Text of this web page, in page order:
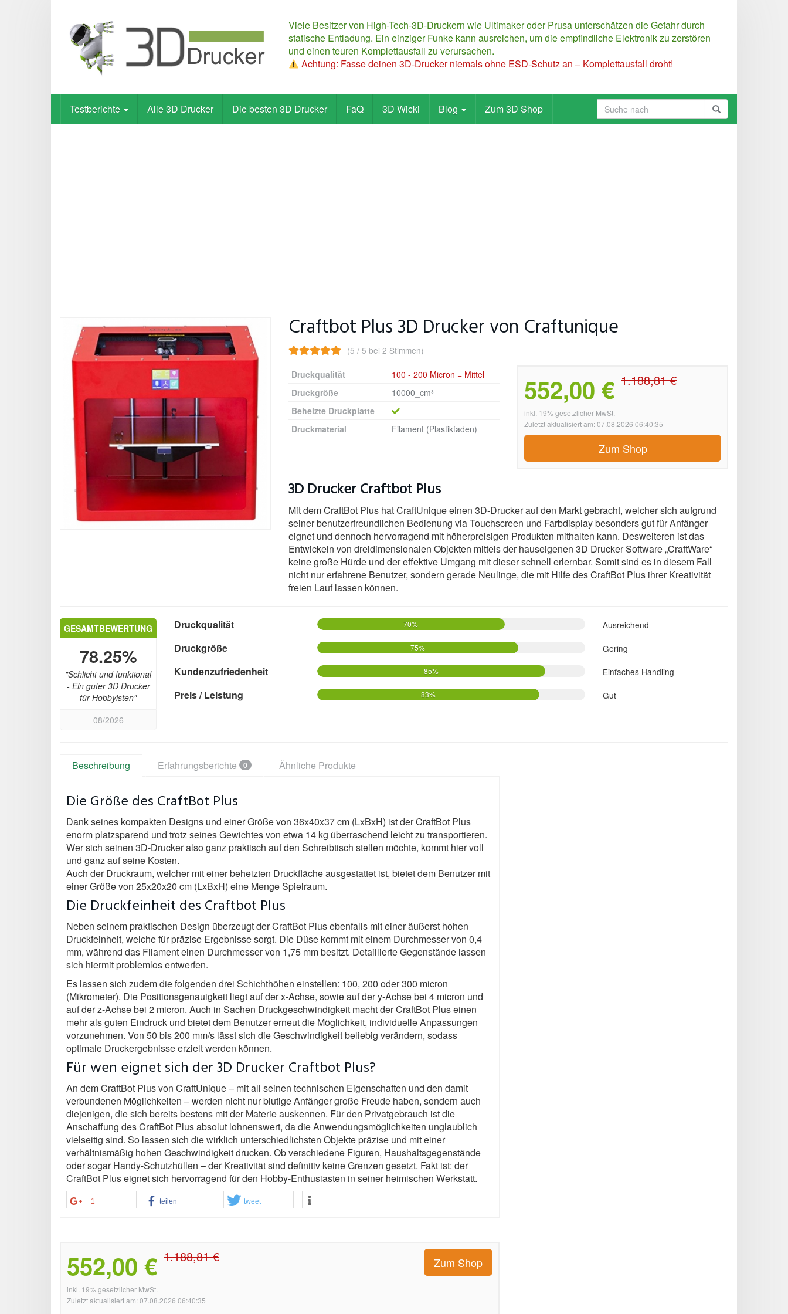
Viele Besitzer von High-Tech-3D-Druckern wie Ultimaker oder Prusa unterschätzen die Gefahr durch
statische Entladung. Ein einziger Funke kann ausreichen, um die empfindliche Elektronik zu zerstören
und einen teuren Komplettausfall zu verursachen.
Achtung: Fasse deinen 3D-Drucker niemals ohne ESD-Schutz an – Komplettausfall droht!
Testberichte Alle 3D Drucker Die besten 3D Drucker FaQ 3D Wicki Blog Zum 3D Shop
Craftbot Plus 3D Drucker von Craftunique
(5 / 5 bei 2 Stimmen)
552,00 € 1.188,81 €
inkl. 19% gesetzlicher MwSt.
Zuletzt aktualisiert am: 07.08.2026 06:40:35
Zum Shop
Druckqualität
100 - 200 Micron = Mittel
Druckgröße
10000_cm³
Beheizte Druckplatte
Druckmaterial
Filament (Plastikfaden)
3D Drucker Craftbot Plus
Mit dem CraftBot Plus hat CraftUnique einen 3D-Drucker auf den Markt gebracht, welcher sich aufgrund
seiner benutzerfreundlichen Bedienung via Touchscreen und Farbdisplay besonders gut für Anfänger
eignet und dennoch hervorragend mit höherpreisigen Produkten mithalten kann. Desweiteren ist das
Entwickeln von dreidimensionalen Objekten mittels der hauseigenen 3D Drucker Software „CraftWare“
keine große Hürde und der effektive Umgang mit dieser schnell erlernbar. Somit sind es in diesem Fall
nicht nur erfahrene Benutzer, sondern gerade Neulinge, die mit Hilfe des CraftBot Plus ihrer Kreativität
freien Lauf lassen können.
GESAMTBEWERTUNG
78.25%
"Schlicht und funktional
- Ein guter 3D Drucker
für Hobbyisten"
08/2026
Druckqualität 70% Ausreichend
Druckgröße 75% Gering
Kundenzufriedenheit 85% Einfaches Handling
Preis / Leistung 83% Gut
Beschreibung Erfahrungsberichte 0 Ähnliche Produkte
Die Größe des CraftBot Plus
Dank seines kompakten Designs und einer Größe von 36x40x37 cm (LxBxH) ist der CraftBot Plus
enorm platzsparend und trotz seines Gewichtes von etwa 14 kg überraschend leicht zu transportieren.
Wer sich seinen 3D-Drucker also ganz praktisch auf den Schreibtisch stellen möchte, kommt hier voll
und ganz auf seine Kosten.
Auch der Druckraum, welcher mit einer beheizten Druckfläche ausgestattet ist, bietet dem Benutzer mit
einer Größe von 25x20x20 cm (LxBxH) eine Menge Spielraum.
Die Druckfeinheit des Craftbot Plus
Neben seinem praktischen Design überzeugt der CraftBot Plus ebenfalls mit einer äußerst hohen
Druckfeinheit, welche für präzise Ergebnisse sorgt. Die Düse kommt mit einem Durchmesser von 0,4
mm, während das Filament einen Durchmesser von 1,75 mm besitzt. Detaillierte Gegenstände lassen
sich hiermit problemlos entwerfen.
Es lassen sich zudem die folgenden drei Schichthöhen einstellen: 100, 200 oder 300 micron
(Mikrometer). Die Positionsgenauigkeit liegt auf der x-Achse, sowie auf der y-Achse bei 4 micron und
auf der z-Achse bei 2 micron. Auch in Sachen Druckgeschwindigkeit macht der CraftBot Plus einen
mehr als guten Eindruck und bietet dem Benutzer erneut die Möglichkeit, individuelle Anpassungen
vorzunehmen. Von 50 bis 200 mm/s lässt sich die Geschwindigkeit beliebig verändern, sodass
optimale Druckergebnisse erzielt werden können.
Für wen eignet sich der 3D Drucker Craftbot Plus?
An dem CraftBot Plus von CraftUnique – mit all seinen technischen Eigenschaften und den damit
verbundenen Möglichkeiten – werden nicht nur blutige Anfänger große Freude haben, sondern auch
diejenigen, die sich bereits bestens mit der Materie auskennen. Für den Privatgebrauch ist die
Anschaffung des CraftBot Plus absolut lohnenswert, da die Anwendungsmöglichkeiten unglaublich
vielseitig sind. So lassen sich die wirklich unterschiedlichsten Objekte präzise und mit einer
verhältnismäßig hohen Geschwindigkeit drucken. Ob verschiedene Figuren, Haushaltsgegenstände
oder sogar Handy-Schutzhüllen – der Kreativität sind definitiv keine Grenzen gesetzt. Fakt ist: der
CraftBot Plus eignet sich hervorragend für den Hobby-Enthusiasten in seiner heimischen Werkstatt.
+1 teilen tweet
552,00 € 1.188,81 €
inkl. 19% gesetzlicher MwSt.
Zuletzt aktualisiert am: 07.08.2026 06:40:35
Zum Shop